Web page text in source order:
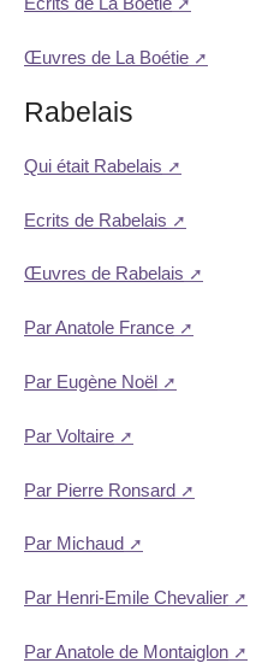
Œuvres de La Boétie
Rabelais
Qui était Rabelais
Ecrits de Rabelais
Œuvres de Rabelais
Par Anatole France
Par Eugène Noël
Par Voltaire
Par Pierre Ronsard
Par Michaud
Par Henri-Emile Chevalier
Par Anatole de Montaiglon